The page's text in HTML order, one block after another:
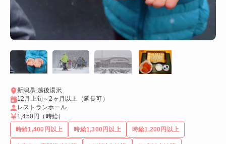
新潟県 越後湯沢
12月上旬～2ヶ月以上（延長可）
レストランホール
1,450円 （時給）
時給1,400円以上
時給1,300円以上 時給1,200円以上